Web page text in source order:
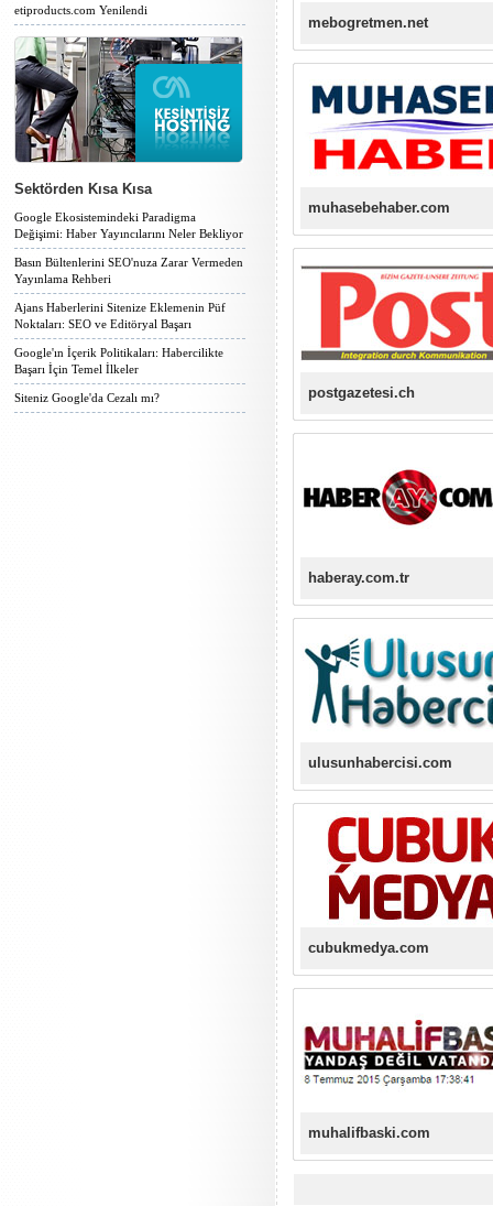
etiproducts.com Yenilendi
Sektörden Kısa Kısa
Google Ekosistemindeki Paradigma
Değişimi: Haber Yayıncılarını Neler Bekliyor
Basın Bültenlerini SEO'nuza Zarar Vermeden
Yayınlama Rehberi
Ajans Haberlerini Sitenize Eklemenin Püf
Noktaları: SEO ve Editöryal Başarı
Google'ın İçerik Politikaları: Habercilikte
Başarı İçin Temel İlkeler
Siteniz Google'da Cezalı mı?
mebogretmen.net
muhasebehaber.com
postgazetesi.ch
haberay.com.tr
ulusunhabercisi.com
cubukmedya.com
muhalifbaski.com